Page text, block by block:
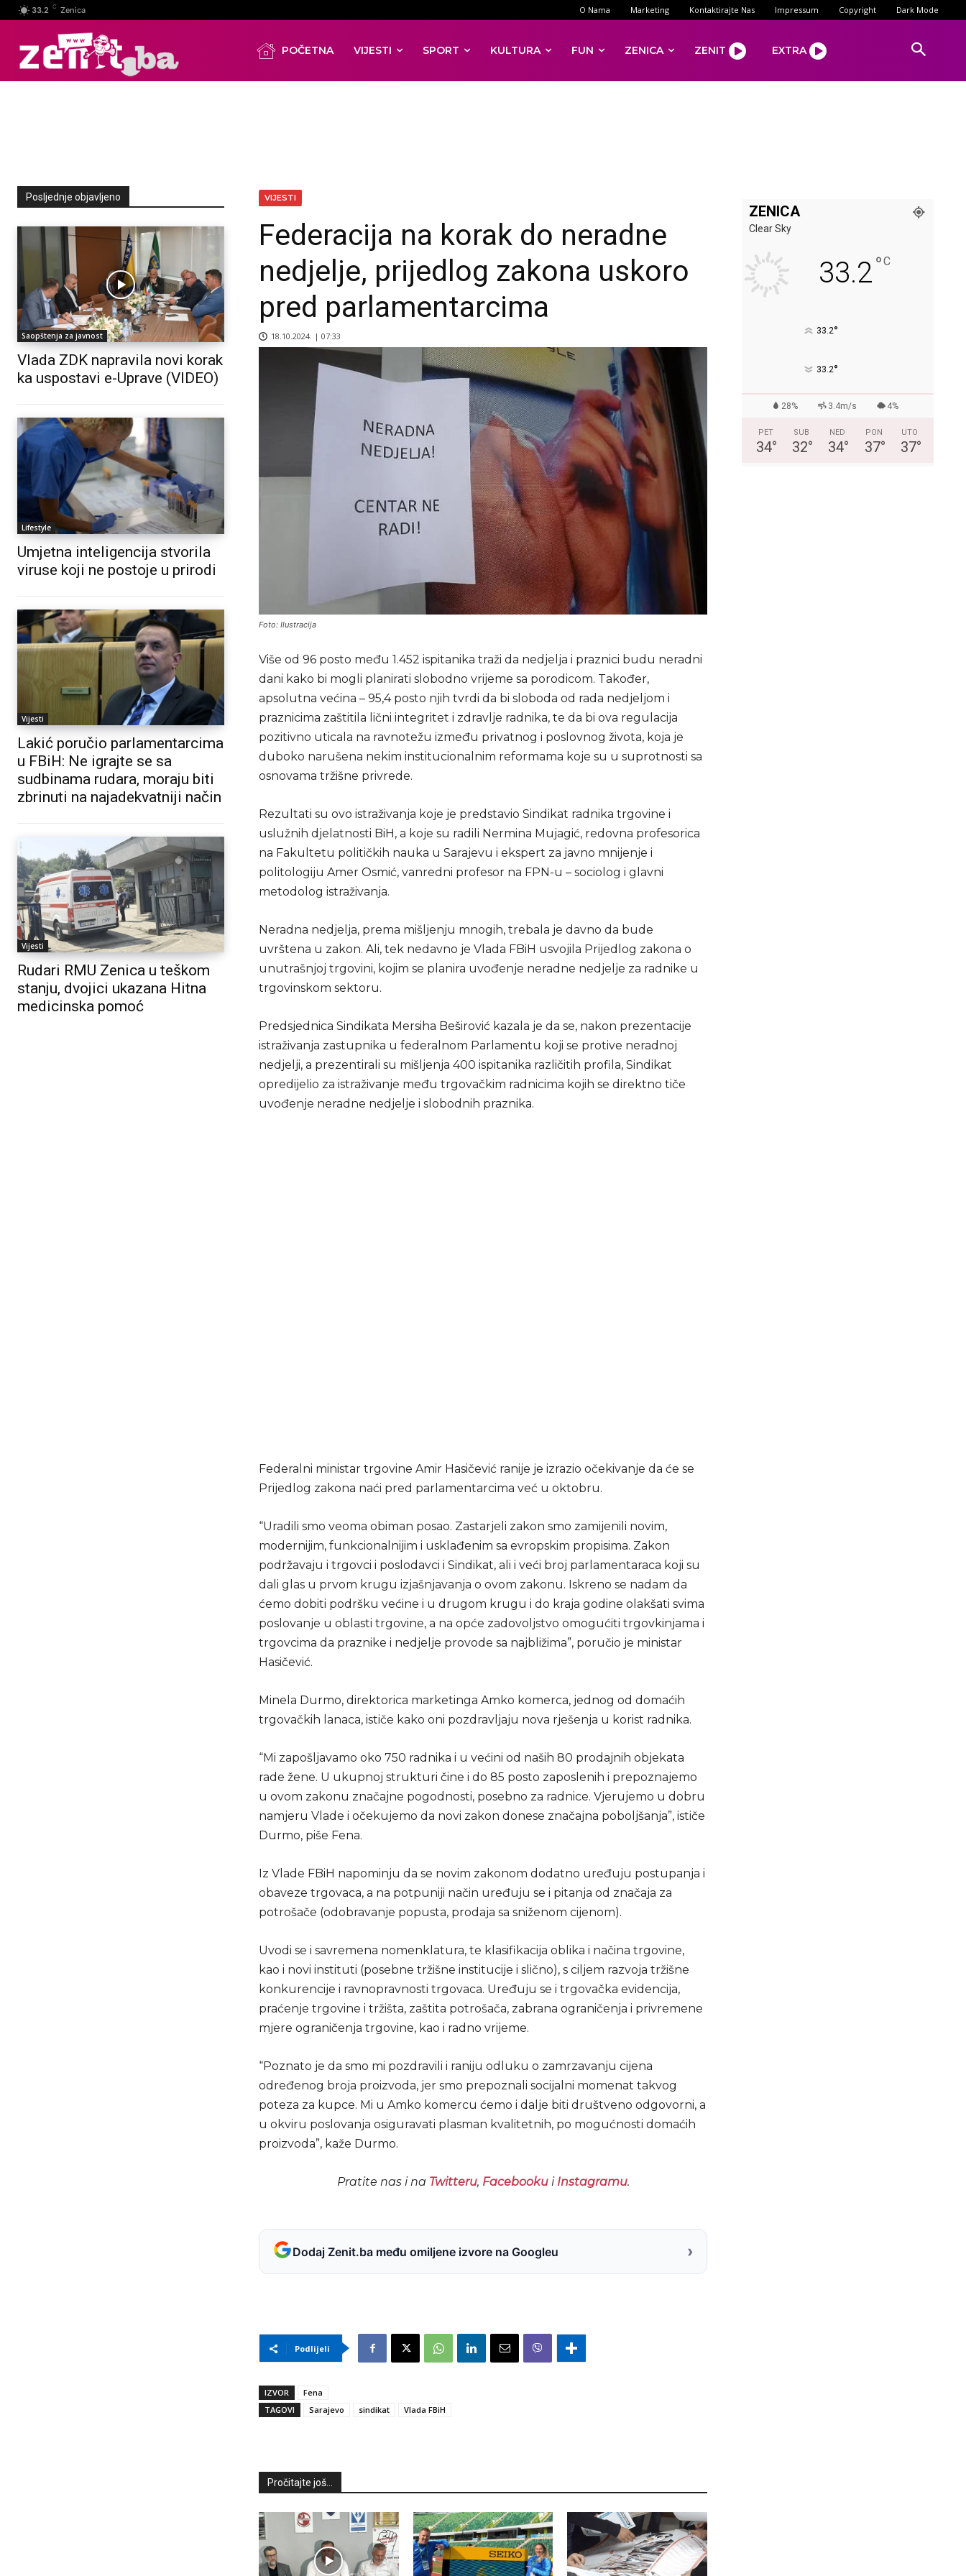
33.2 C Zenica O Nama Marketing Kontaktirajte Nas Impressum Copyright Dark Mode
POČETNA VIJESTI SPORT KULTURA FUN ZENICA ZENIT EXTRA
Posljednje objavljeno
Saopštenja za javnost
Vlada ZDK napravila novi korak
ka uspostavi e-Uprave (VIDEO)
Lifestyle
Umjetna inteligencija stvorila
viruse koji ne postoje u prirodi
Vijesti
Lakić poručio parlamentarcima
u FBiH: Ne igrajte se sa
sudbinama rudara, moraju biti
zbrinuti na najadekvatniji način
Vijesti
Rudari RMU Zenica u teškom
stanju, dvojici ukazana Hitna
medicinska pomoć
VIJESTI
Federacija na korak do neradne
nedjelje, prijedlog zakona uskoro
pred parlamentarcima
18.10.2024. | 07:33
Foto: Ilustracija
Više od 96 posto među 1.452 ispitanika traži da nedjelja i praznici budu neradni
dani kako bi mogli planirati slobodno vrijeme sa porodicom. Također,
apsolutna većina – 95,4 posto njih tvrdi da bi sloboda od rada nedjeljom i
praznicima zaštitila lični integritet i zdravlje radnika, te da bi ova regulacija
pozitivno uticala na ravnotežu između privatnog i poslovnog života, koja je
duboko narušena nekim institucionalnim reformama koje su u suprotnosti sa
osnovama tržišne privrede.
Rezultati su ovo istraživanja koje je predstavio Sindikat radnika trgovine i
uslužnih djelatnosti BiH, a koje su radili Nermina Mujagić, redovna profesorica
na Fakultetu političkih nauka u Sarajevu i ekspert za javno mnijenje i
politologiju Amer Osmić, vanredni profesor na FPN-u – sociolog i glavni
metodolog istraživanja.
Neradna nedjelja, prema mišljenju mnogih, trebala je davno da bude
uvrštena u zakon. Ali, tek nedavno je Vlada FBiH usvojila Prijedlog zakona o
unutrašnjoj trgovini, kojim se planira uvođenje neradne nedjelje za radnike u
trgovinskom sektoru.
Predsjednica Sindikata Mersiha Beširović kazala je da se, nakon prezentacije
istraživanja zastupnika u federalnom Parlamentu koji se protive neradnoj
nedjelji, a prezentirali su mišljenja 400 ispitanika različitih profila, Sindikat
opredijelio za istraživanje među trgovačkim radnicima kojih se direktno tiče
uvođenje neradne nedjelje i slobodnih praznika.
Federalni ministar trgovine Amir Hasičević ranije je izrazio očekivanje da će se
Prijedlog zakona naći pred parlamentarcima već u oktobru.
“Uradili smo veoma obiman posao. Zastarjeli zakon smo zamijenili novim,
modernijim, funkcionalnijim i usklađenim sa evropskim propisima. Zakon
podržavaju i trgovci i poslodavci i Sindikat, ali i veći broj parlamentaraca koji su
dali glas u prvom krugu izjašnjavanja o ovom zakonu. Iskreno se nadam da
ćemo dobiti podršku većine i u drugom krugu i do kraja godine olakšati svima
poslovanje u oblasti trgovine, a na opće zadovoljstvo omogućiti trgovkinjama i
trgovcima da praznike i nedjelje provode sa najbližima”, poručio je ministar
Hasičević.
Minela Durmo, direktorica marketinga Amko komerca, jednog od domaćih
trgovačkih lanaca, ističe kako oni pozdravljaju nova rješenja u korist radnika.
“Mi zapošljavamo oko 750 radnika i u većini od naših 80 prodajnih objekata
rade žene. U ukupnoj strukturi čine i do 85 posto zaposlenih i prepoznajemo
u ovom zakonu značajne pogodnosti, posebno za radnice. Vjerujemo u dobru
namjeru Vlade i očekujemo da novi zakon donese značajna poboljšanja”, ističe
Durmo, piše Fena.
Iz Vlade FBiH napominju da se novim zakonom dodatno uređuju postupanja i
obaveze trgovaca, a na potpuniji način uređuju se i pitanja od značaja za
potrošače (odobravanje popusta, prodaja sa sniženom cijenom).
Uvodi se i savremena nomenklatura, te klasifikacija oblika i načina trgovine,
kao i novi instituti (posebne tržišne institucije i slično), s ciljem razvoja tržišne
konkurencije i ravnopravnosti trgovaca. Uređuju se i trgovačka evidencija,
praćenje trgovine i tržišta, zaštita potrošača, zabrana ograničenja i privremene
mjere ograničenja trgovine, kao i radno vrijeme.
“Poznato je da smo mi pozdravili i raniju odluku o zamrzavanju cijena
određenog broja proizvoda, jer smo prepoznali socijalni momenat takvog
poteza za kupce. Mi u Amko komercu ćemo i dalje biti društveno odgovorni, a
u okviru poslovanja osiguravati plasman kvalitetnih, po mogućnosti domaćih
proizvoda”, kaže Durmo.
Pratite nas i na Twitteru, Facebookui Instagramu.
Dodaj Zenit.ba među omiljene izvore na Googleu ›
Podlijeli
IZVOR
Fena
TAGOVI
Sarajevo sindikat Vlada FBiH
Pročitajte još...
ZENICA
Clear Sky
33.2°C
33.2°
33.2°
28% 3.4m/s 4%
PET
34°
SUB
32°
NED
34°
PON
37°
UTO
37°